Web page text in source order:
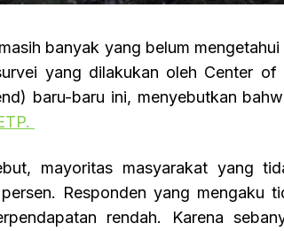
banyak yang belum
yang dilakukan oleh Center
baru-baru ini, menyebutkan
mayoritas masyarakat yang
Responden yang mengaku
rendah. Karena